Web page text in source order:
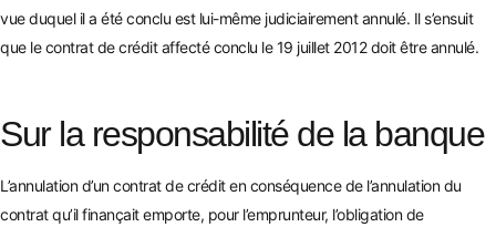
vue duquel il a été conclu est lui-même judiciairement annulé. Il s’ensuit
que le contrat de crédit affecté conclu le 19 juillet 2012 doit être annulé.
Sur la responsabilité de la banque
L’annulation d’un contrat de crédit en conséquence de l’annulation du
contrat qu’il finançait emporte, pour l’emprunteur, l’obligationde